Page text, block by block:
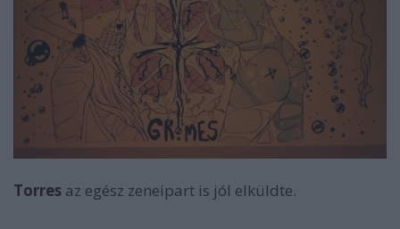
Torres az egész zeneipart is jól elküldte.